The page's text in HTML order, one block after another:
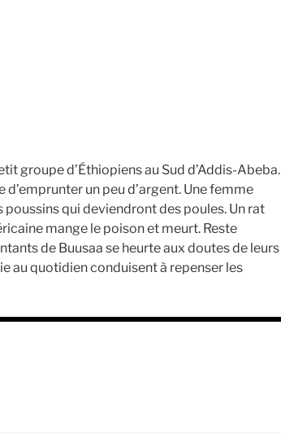
groupe d’Éthiopiens au Sud d’Addis-Abeba.
d’emprunter un peu d’argent. Une femme
qui deviendront des poules. Un rat
mange le poison et meurt. Reste
de Buusaa se heurte aux doutes de leurs
au quotidien conduisent à repenser les